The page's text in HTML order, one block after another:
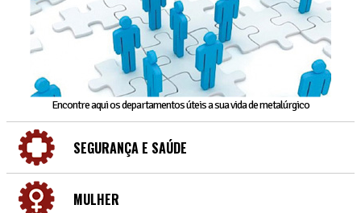
Encontre aqui os departamentos úteis a sua vida de metalúrgico
SEGURANÇA E SAÚDE
MULHER